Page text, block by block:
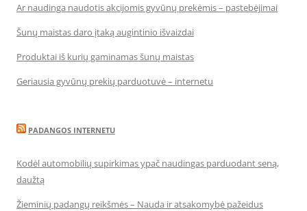
Ar naudinga naudotis akcijomis gyvūnų prekėmis – pastebėjimai
Šunų maistas daro įtaką augintinio išvaizdai
Produktai iš kurių gaminamas šunų maistas
Geriausia gyvūnų prekių parduotuvė – internetu
PADANGOS INTERNETU
Kodėl automobilių supirkimas ypač naudingas parduodant seną,
daužtą
Žieminių padangų reikšmės – Nauda ir atsakomybė pažeidus